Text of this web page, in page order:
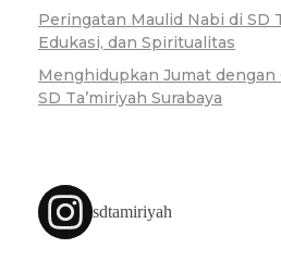
Peringatan Maulid Nabi di SD
Edukasi, dan Spiritualitas
Menghidupkan Jumat dengan
SD Ta’miriyah Surabaya
sdtamiriyah